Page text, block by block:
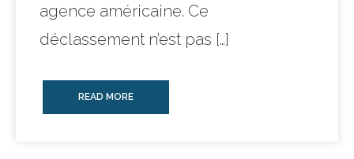
agence américaine. Ce
déclassement n’est pas […]
READ MORE